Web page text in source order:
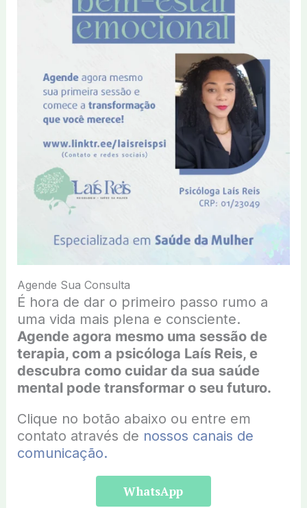
Agende Sua Consulta
É hora de dar o primeiro passo rumo a
uma vida mais plena e consciente.
Agende agora mesmo uma sessão de
terapia, com a psicóloga Laís Reis, e
descubra como cuidar da sua saúde
mental pode transformar o seu futuro.
Clique no botão abaixo ou entre em
contato através de nossos canais de
comunicação.
WhatsApp